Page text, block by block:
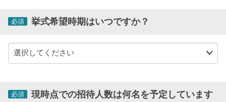
必須 挙式希望時期はいつですか？
必須
現時点での招待人数は何名を予定しています